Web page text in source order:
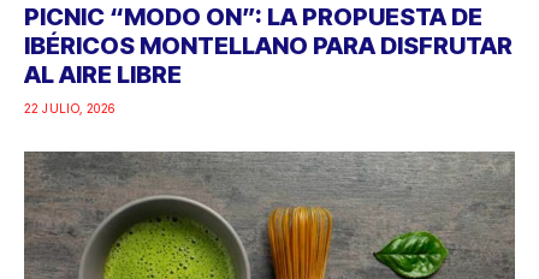
PICNIC “MODO ON”: LA PROPUESTA DE
IBÉRICOS MONTELLANO PARA DISFRUTAR
AL AIRE LIBRE
22 JULIO, 2026